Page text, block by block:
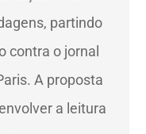
partindo
contra o jornal
A proposta
a leitura